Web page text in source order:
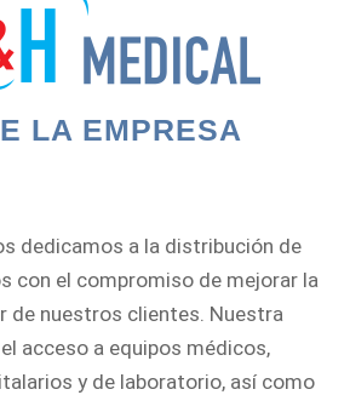
LA EMPRESA
dedicamos a la distribución de
con el compromiso de mejorar la
de nuestros clientes. Nuestra
acceso a equipos médicos,
y de laboratorio, así como